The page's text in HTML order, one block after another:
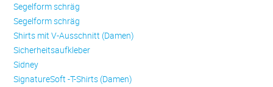
Se­gel­form schräg
Se­gel­form schräg
Shirts mit V-Ausschnitt (Damen)
Sicherheitsaufkleber
Sidney
SignatureSoft -T-Shirts (Damen)